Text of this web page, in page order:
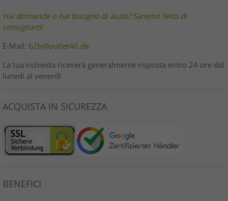
Hai domande o hai bisogno di aiuto? Saremo felici di
consigliarti!
E-Mail: b2b@outlet46.de
La tua richiesta riceverà generalmente risposta entro 24 ore dal
lunedì al venerdì
ACQUISTA IN SICUREZZA
BENEFICI